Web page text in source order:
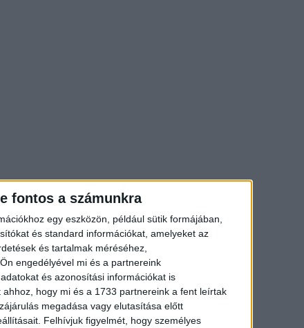
fontos a számunkra
egy eszközön, például sütik formájában,
és standard információkat, amelyeket az
és tartalmak méréséhez,
engedélyével mi és a partnereink
és azonosítási információkat is
hogy mi és a 1733 partnereink a fent leírtak
megadása vagy elutasítása előtt
Felhívjuk figyelmét, hogy személyes
iskolába is egy